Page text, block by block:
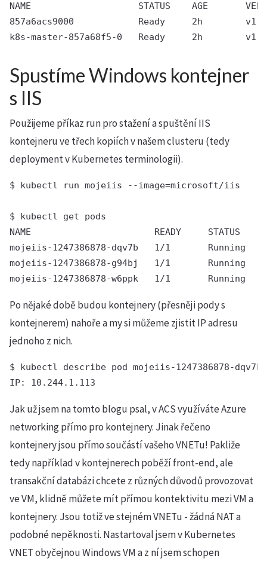
NAME                    STATUS    AGE
857a6acs9000            Ready     2h
Spustíme Windows kontejner
s IIS
Použijeme příkaz run pro stažení a spuštění IIS
kontejneru ve třech kopiích v našem clusteru (tedy
deployment v Kubernetes terminologii).
$ kubectl run mojeiis --image=microsoft/iis
$ kubectl get pods
NAME                       READY     STATUS
mojeiis-1247386878-dqv7b   1/1       Running   0
mojeiis-1247386878-g94bj   1/1       Running   0
mojeiis-1247386878-w6ppk   1/1       Running   0
Po nějaké době budou kontejnery (přesněji pody s
kontejnerem) nahoře a my si můžeme zjistit IP adresu
jednoho z nich.
$ kubectl describe pod mojeiis-1247386878-
IP: 10.244.1.113
Jak už jsem na tomto blogu psal, v ACS využíváte Azure
networking přímo pro kontejnery. Jinak řečeno
kontejnery jsou přímo součástí vašeho VNETu! Pakliže
tedy například v kontejnerech poběží front-end, ale
transakční databázi chcete z různých důvodů provozovat
ve VM, klidně můžete mít přímou kontektivitu mezi VM a
kontejnery. Jsou totiž ve stejném VNETu - žádná NAT a
podobné nepěknosti. Nastartoval jsem v Kubernetes
VNET obyčejnou Windows VM a z ní jsem schopen